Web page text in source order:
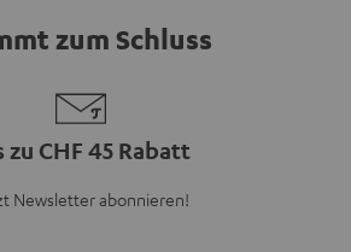
zum Schluss
zu CHF 45 Rabatt
Newsletter abonnieren!